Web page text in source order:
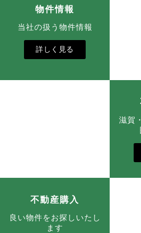
物件情報
当社の扱う物件情報
詳しく見る
滋賀
不動産購入
良い物件をお探しいたし
ます